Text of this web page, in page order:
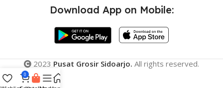
Download App on Mobile:
2023 Pusat Grosir Sidoarjo. All rights reserved.
0